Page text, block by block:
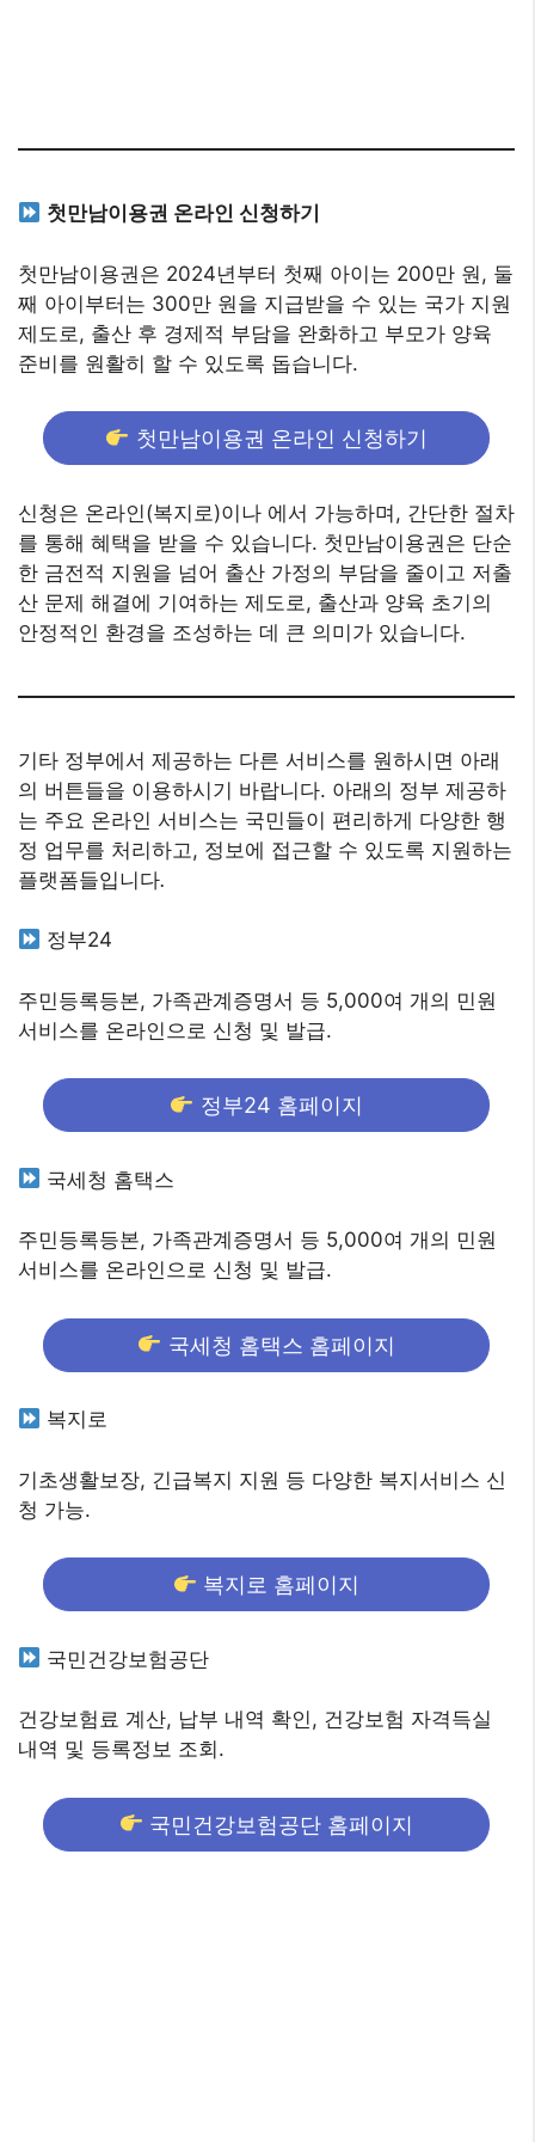
첫만남이용권 온라인 신청하기
첫만남이용권은 2024년부터 첫째 아이는 200만 원, 둘
째 아이부터는 300만 원을 지급받을 수 있는 국가 지원
제도로, 출산 후 경제적 부담을 완화하고 부모가 양육
준비를 원활히 할 수 있도록 돕습니다.
첫만남이용권 온라인 신청하기
신청은 온라인(복지로)이나 에서 가능하며, 간단한 절차
를 통해 혜택을 받을 수 있습니다. 첫만남이용권은 단순
한 금전적 지원을 넘어 출산 가정의 부담을 줄이고 저출
산 문제 해결에 기여하는 제도로, 출산과 양육 초기의
안정적인 환경을 조성하는 데 큰 의미가 있습니다.
기타 정부에서 제공하는 다른 서비스를 원하시면 아래
의 버튼들을 이용하시기 바랍니다. 아래의 정부 제공하
는 주요 온라인 서비스는 국민들이 편리하게 다양한 행
정 업무를 처리하고, 정보에 접근할 수 있도록 지원하는
플랫폼들입니다.
정부24
주민등록등본, 가족관계증명서 등 5,000여 개의 민원
서비스를 온라인으로 신청 및 발급.
정부24 홈페이지
국세청 홈택스
주민등록등본, 가족관계증명서 등 5,000여 개의 민원
서비스를 온라인으로 신청 및 발급.
국세청 홈택스 홈페이지
복지로
기초생활보장, 긴급복지 지원 등 다양한 복지서비스 신
청 가능.
복지로 홈페이지
국민건강보험공단
건강보험료 계산, 납부 내역 확인, 건강보험 자격득실
내역 및 등록정보 조회.
국민건강보험공단 홈페이지